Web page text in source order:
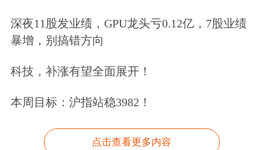
美货币升值增加了经汇率折算后的外汇
响，10年期美债收益率下跌14个基点至
4.23%，以美元标价的已对冲全球债券
深夜11股发业绩，GPU龙头亏0.12亿，7股业绩
暴增，别搞错方向
科技，补涨有望全面展开！
本周目标：沪指站稳3982！
点击查看更多内容